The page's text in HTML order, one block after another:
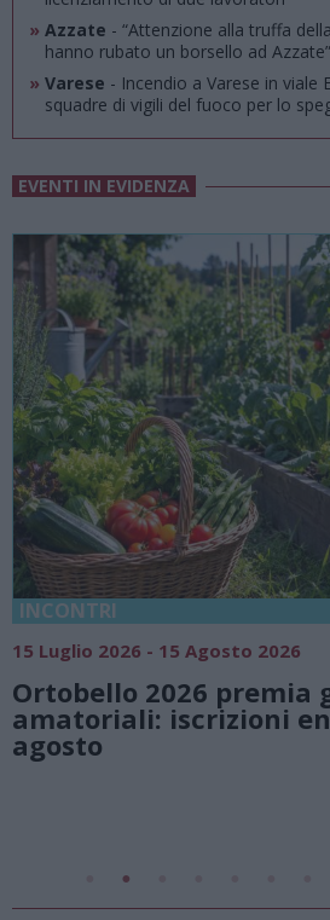
» Azzate - “Attenzione alla truffa
hanno rubato un borsello ad Azzate”
» Varese - Incendio a Varese in viale
squadre di vigili del fuoco per lo
EVENTI IN EVIDENZA
2026
premia gli orti
entro il 15